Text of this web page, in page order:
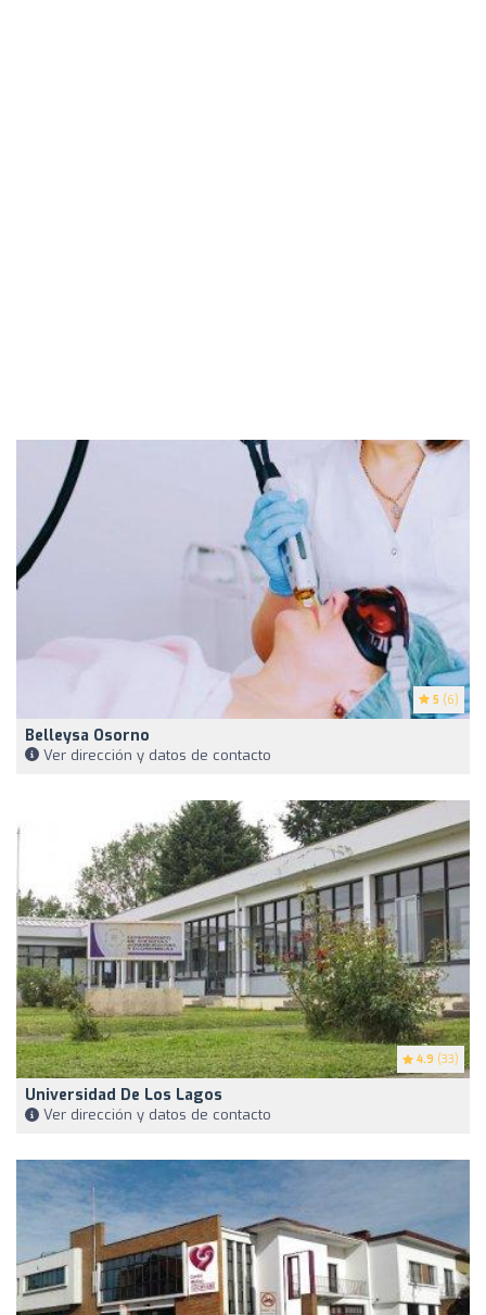
5 (6)
Belleysa Osorno
Ver dirección y datos de contacto
4.9 (33)
Universidad De Los Lagos
Ver dirección y datos de contacto